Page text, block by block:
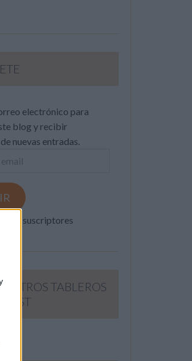
electrónico para
blog y recibir
nuevas entradas.
suscriptores
TABLEROS